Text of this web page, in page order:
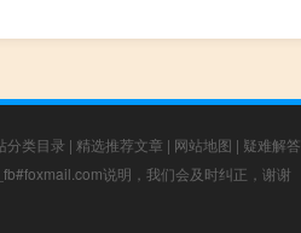
分类目录 | 精选推荐文章 | 网站地图 | 疑难解答
说明，我们会及时纠正，谢谢